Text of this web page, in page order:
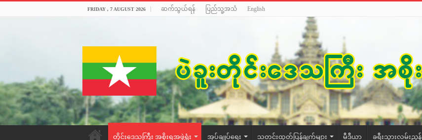
FRIDAY , 7 AUGUST 2026 ဆက်သွယ်ရန် ပြည်သူ့အသံ English
တိုင်းဒေသကြီး အစိုးရအဖွဲ့ရုံး အုပ်ချုပ်ရေး သတင်းထုတ်ပြန်ချက်များ မီဒီယာ ခရီးသွားလမ်းညွှန်